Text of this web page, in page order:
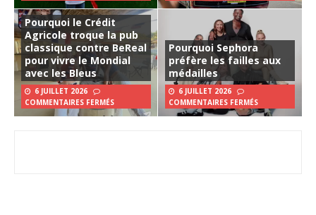
Pourquoi le Crédit
Agricole troque la pub
classique contre BeReal
pour vivre le Mondial
avec les Bleus
6 JUILLET 2026
COMMENTAIRES FERMÉS
Pourquoi Sephora
préfère les failles aux
médailles
6 JUILLET 2026
COMMENTAIRES FERMÉS